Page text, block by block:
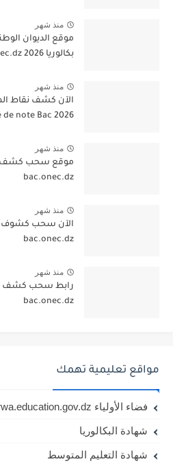
منذ شهر
موقع الديوان
بكالوريا 2026 bac.onec.dz
منذ شهر
الآن كشف نقاط
2026 Relevé de note Bac
منذ شهر
bac.onec.dz
منذ شهر
bac.onec.dz
منذ شهر
bac.onec.dz
مواقع تعليمية تهمك
فضاء الأولياء tharwa.education.gov.dz
شهادة البكالوريا
شهادة التعليم المتوسط